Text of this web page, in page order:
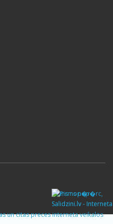
Pirms nop�rc,
Salidzini.lv - Interneta
veikali, Kuponi, OCTA